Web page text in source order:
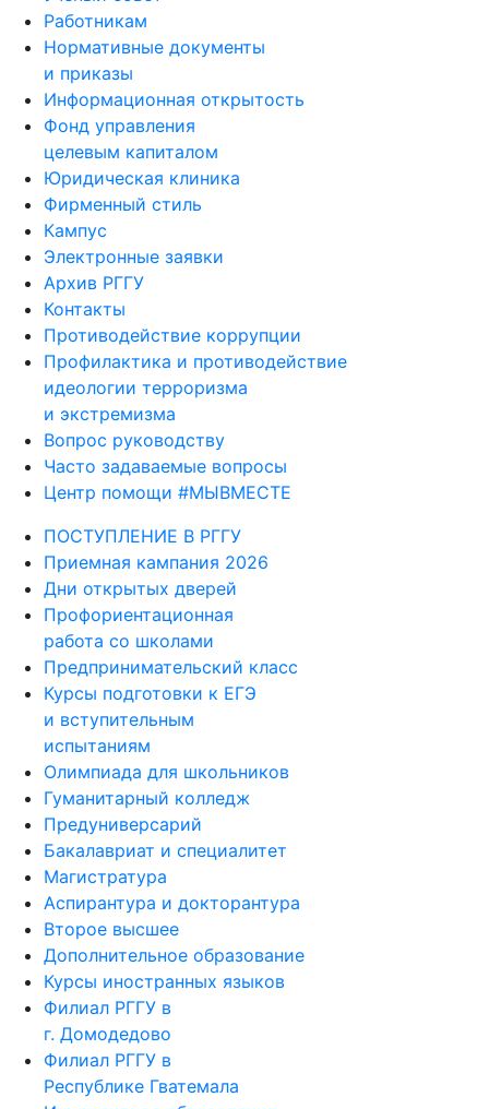
Работникам
Нормативные документы
и приказы
Информационная открытость
Фонд управления
целевым капиталом
Юридическая клиника
Фирменный стиль
Кампус
Электронные заявки
Архив РГГУ
Контакты
Противодействие коррупции
Профилактика и противодействие
идеологии терроризма
и экстремизма
Вопрос руководству
Часто задаваемые вопросы
Центр помощи #МЫВМЕСТЕ
ПОСТУПЛЕНИЕ В РГГУ
Приемная кампания 2026
Дни открытых дверей
Профориентационная
работа со школами
Предпринимательский класс
Курсы подготовки к ЕГЭ
и вступительным
испытаниям
Олимпиада для школьников
Гуманитарный колледж
Предуниверсарий
Бакалавриат и специалитет
Магистратура
Аспирантура и докторантура
Второе высшее
Дополнительное образование
Курсы иностранных языков
Филиал РГГУ в
г. Домодедово
Филиал РГГУ в
Республике Гватемала